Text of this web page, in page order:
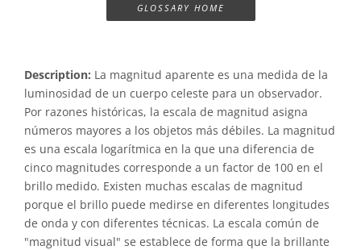
GLOSSARY HOME
Description: La magnitud aparente es una medida de la
luminosidad de un cuerpo celeste para un observador.
Por razones históricas, la escala de magnitud asigna
números mayores a los objetos más débiles. La magnitud
es una escala logarítmica en la que una diferencia de
cinco magnitudes corresponde a un factor de 100 en el
brillo medido. Existen muchas escalas de magnitud
porque el brillo puede medirse en diferentes longitudes
de onda y con diferentes técnicas. La escala común de
"magnitud visual" se establece de forma que la brillante